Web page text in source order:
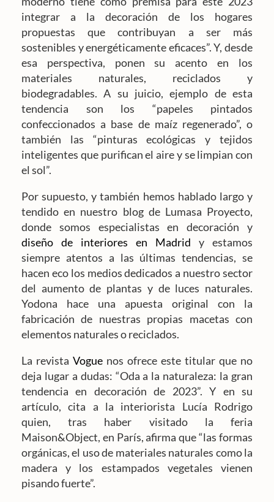
integrar a la decoración de los hogares
propuestas que contribuyan a ser más
sostenibles y energéticamente eficaces”. Y, desde
esa perspectiva, ponen su acento en los
materiales naturales, reciclados y
biodegradables. A su juicio, ejemplo de esta
tendencia son los “papeles pintados
confeccionados a base de maíz regenerado”, o
también las “pinturas ecológicas y tejidos
inteligentes que purifican el aire y se limpian con
el sol”.
Por supuesto, y también hemos hablado largo y
tendido en nuestro blog de Lumasa Proyecto,
donde somos especialistas en decoración y
diseño de interiores en Madrid y estamos
siempre atentos a las últimas tendencias, se
hacen eco los medios dedicados a nuestro sector
del aumento de plantas y de luces naturales.
Yodona hace una apuesta original con la
fabricación de nuestras propias macetas con
elementos naturales o reciclados.
La revista Vogue nos ofrece este titular que no
deja lugar a dudas: “Oda a la naturaleza: la gran
tendencia en decoración de 2023”. Y en su
artículo, cita a la interiorista Lucía Rodrigo
quien, tras haber visitado la feria
Maison&Object, en París, afirma que “las formas
orgánicas, el uso de materiales naturales como la
madera y los estampados vegetales vienen
pisando fuerte”.